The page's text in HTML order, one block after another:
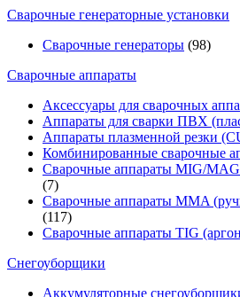
Сварочные генераторные установки
Сварочные генераторы (98)
Сварочные аппараты
Аксессуары для сварочных
Аппараты для сварки ПВХ
Аппараты плазменной резки
Комбинированные сварочные
Сварочные аппараты MIG/MAG
(7)
Сварочные аппараты MMA
(117)
Сварочные аппараты TIG
Снегоуборщики
Аккумуляторные